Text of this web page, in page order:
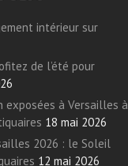
intérieur sur
de l’été pour
exposées à Versailles à
18 mai 2026
2026 : le Soleil
12 mai 2026